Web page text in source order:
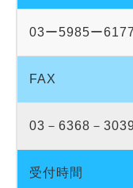
03ー5985ー6177
FAX
03－6368－3039
受付時間